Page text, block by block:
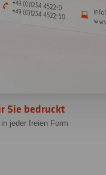
Sie bedruckt
jeder freien Form